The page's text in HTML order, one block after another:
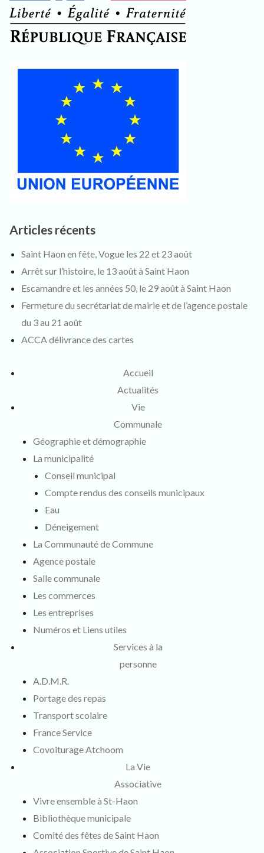
Articles récents
Saint Haon en fête, Vogue les 22 et 23 août
Arrêt sur l’histoire, le 13 août à Saint Haon
Escamandre et les années 50, le 29 août à Saint Haon
Fermeture du secrétariat de mairie et de l’agence postale
du 3 au 21 août
ACCA délivrance des cartes
Accueil
Actualités
Vie
Communale
Géographie et démographie
La municipalité
Conseil municipal
Compte rendus des conseils municipaux
Eau
Déneigement
La Communauté de Commune
Agence postale
Salle communale
Les commerces
Les entreprises
Numéros et Liens utiles
Services à la
personne
A.D.M.R.
Portage des repas
Transport scolaire
France Service
Covoiturage Atchoom
La Vie
Associative
Vivre ensemble à St-Haon
Bibliothèque municipale
Comité des fêtes de Saint Haon